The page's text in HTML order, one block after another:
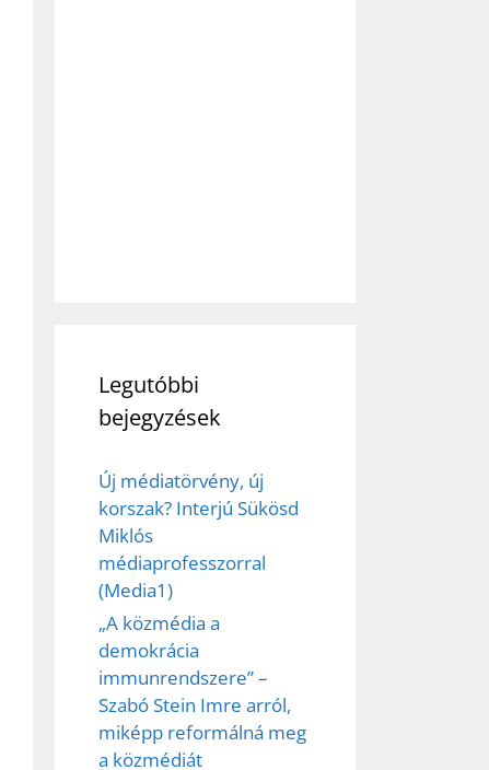
Legutóbbi
bejegyzések
Új médiatörvény, új
korszak? Interjú Sükösd
Miklós
médiaprofesszorral
(Media1)
„A közmédia a
demokrácia
immunrendszere” –
Szabó Stein Imre arról,
miképp reformálná meg
a közmédiát